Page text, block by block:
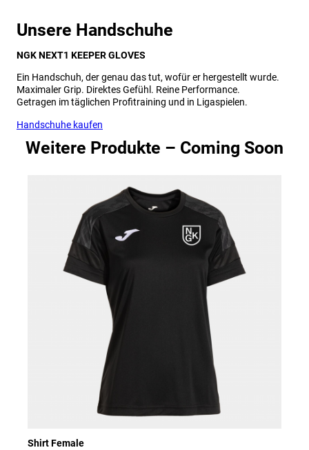
Unsere Handschuhe
NGK NEXT1 KEEPER GLOVES
Ein Handschuh, der genau das tut, wofür er hergestellt wurde.
Maximaler Grip. Direktes Gefühl. Reine Performance.
Getragen im täglichen Profitraining und in Ligaspielen.
Handschuhe kaufen
Weitere Produkte – Coming Soon
Shirt Female